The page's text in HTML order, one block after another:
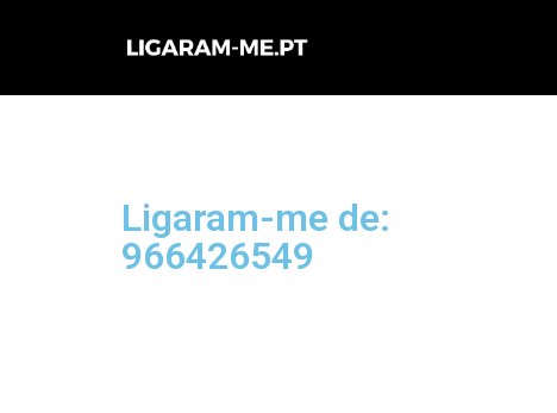
para
Ligaram-me de:
966426549